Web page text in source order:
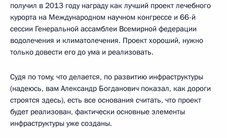
получил в 2013 году награду как лучший проект лечебного
курорта на Международном научном конгрессе и 66-й
сессии Генеральной ассамблеи Всемирной федерации
водолечения и климатолечения. Проект хороший, нужно
только довести его до ума и реализовать.
Судя по тому, что делается, по развитию инфраструктуры
(надеюсь, вам Александр Богданович показал, как дороги
строятся здесь), есть все основания считать, что проект
будет реализован, фактически основные элементы
инфраструктуры уже созданы.